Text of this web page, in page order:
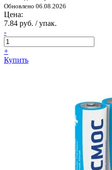
Обновлено 06.08.2026
Цена:
7.84 руб. / упак.
-
+
Купить